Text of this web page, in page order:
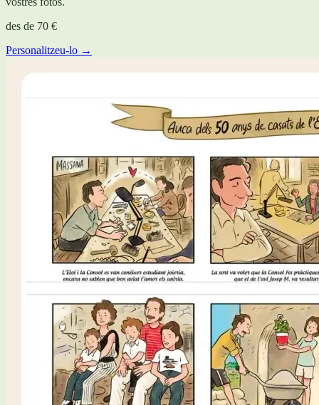
des de 70 €
Personalitzeu-lo →